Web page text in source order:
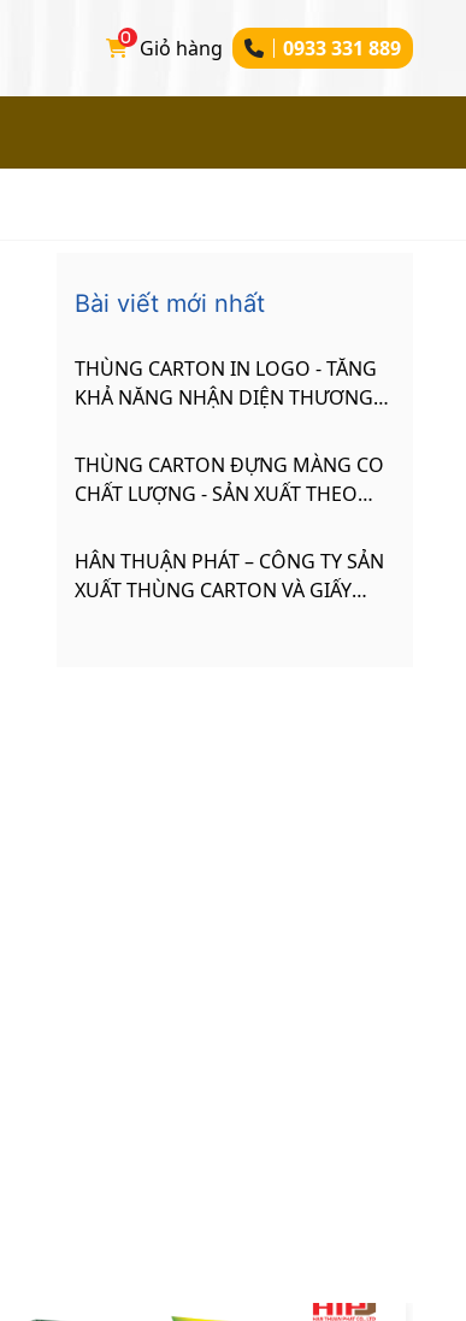
0 Giỏ hàng 0933 331 889
Bài viết mới nhất
THÙNG CARTON IN LOGO - TĂNG
KHẢ NĂNG NHẬN DIỆN THƯƠNG
THÙNG CARTON ĐỰNG MÀNG CO
CHẤT LƯỢNG - SẢN XUẤT THEO
HÂN THUẬN PHÁT – CÔNG TY SẢN
XUẤT THÙNG CARTON VÀ GIẤY